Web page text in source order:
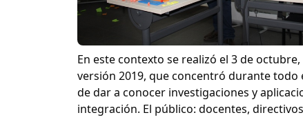
En este contexto se realizó el 3 de
versión 2019, que concentró durante
de dar a conocer investigaciones y
integración. El público: docentes,